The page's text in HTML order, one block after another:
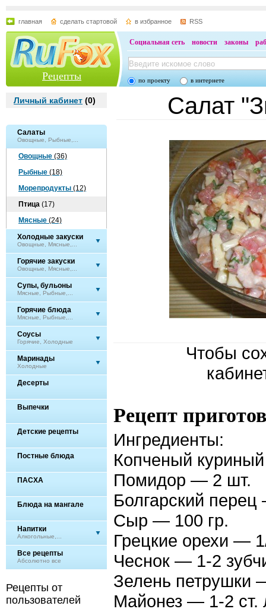
главная сделать стартовой в избранное RSS
Рецепты
Социальная сеть новости законы
по проекту в интернете
Личный кабинет (0)
Салаты
Овощные, Рыбные,...
Овощные (36)
Рыбные (18)
Морепродукты (12)
Птица (17)
Мясные (24)
Холодные закуски
Овощные, Мясные,...
Горячие закуски
Овощные, Мясные,...
Супы, бульоны
Мясные, Рыбные,...
Горячие блюда
Мясные, Рыбные,...
Соусы
Горячие, Холодные
Маринады
Холодные
Десерты
Выпечки
Детские рецепты
Постные блюда
ПАСХА
Блюда на мангале
Напитки
Алкогольные,...
Все рецепты
Абсолютно все
Рецепты от
пользователей
Салат
Чтобы
Рецепт
Ингредиенты:
Копченый
Помидор — 2 шт.
Болгарский
Сыр — 100 гр.
Грецкие орехи —
Чеснок — 1-2
Зелень петрушки
Майонез — 1-2 ст.